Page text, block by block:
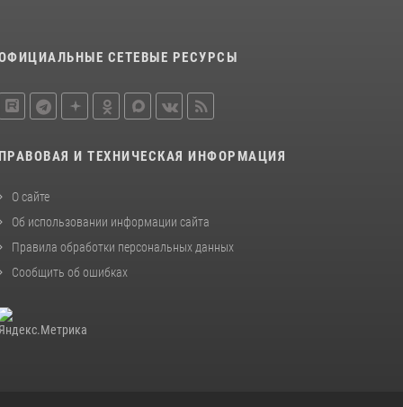
СЕТЕВЫЕ РЕСУРСЫ
ПРАВОВАЯ И ТЕХНИЧЕСКАЯ ИНФОРМАЦИЯ
О сайте
Об использовании информации сайта
Правила обработки персональных данных
Сообщить об ошибках